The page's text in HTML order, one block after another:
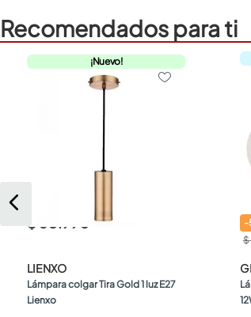
Recomendados para ti
¡Nuevo!
$ 60.990
LIENXO
Lámpara colgar Tira Gold 1 luz E27
Lienxo
-
$